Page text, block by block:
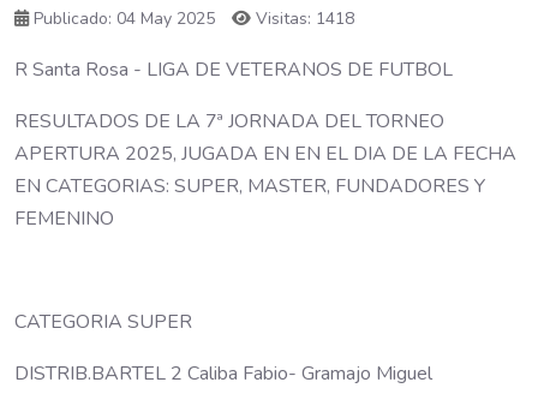
Publicado: 04 May 2025
Visitas: 1418
R Santa Rosa - LIGA DE VETERANOS DE FUTBOL
RESULTADOS DE LA 7ª JORNADA DEL TORNEO
APERTURA 2025, JUGADA EN EN EL DIA DE LA FECHA
EN CATEGORIAS: SUPER, MASTER, FUNDADORES Y
FEMENINO
CATEGORIA SUPER
DISTRIB.BARTEL 2 Caliba Fabio- Gramajo Miguel